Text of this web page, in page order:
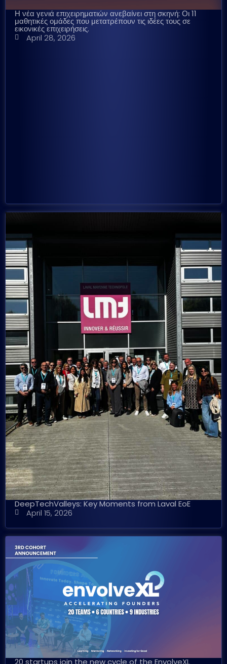
Η νέα γενιά επιχειρηματιών ανεβαίνει στη σκηνή: Οι 11
μαθητικές ομάδες που μετατρέπουν τις ιδέες τους σε
εικονικές επιχειρήσεις.
April 28, 2026
DeepTechValleys: Key Moments from Laval EoE
April 15, 2026
20 startups join the new cycle of the EnvolveXL